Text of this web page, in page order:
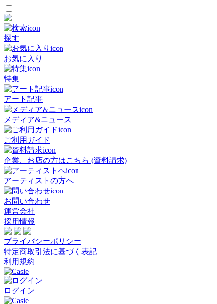
探す
お気に入り
特集
アート記事
メディア&ニュース
ご利用ガイド
企業、お店の方はこちら (資料請求)
アーティストの方へ
お問い合わせ
運営会社
採用情報
プライバシーポリシー
特定商取引法に基づく表記
利用規約
ログイン